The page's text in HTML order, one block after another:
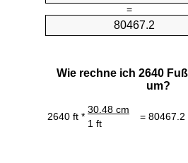
=
Wie rechne ich 2640
um?
2640 ft *
30.48 cm
= 80467.2
1 ft